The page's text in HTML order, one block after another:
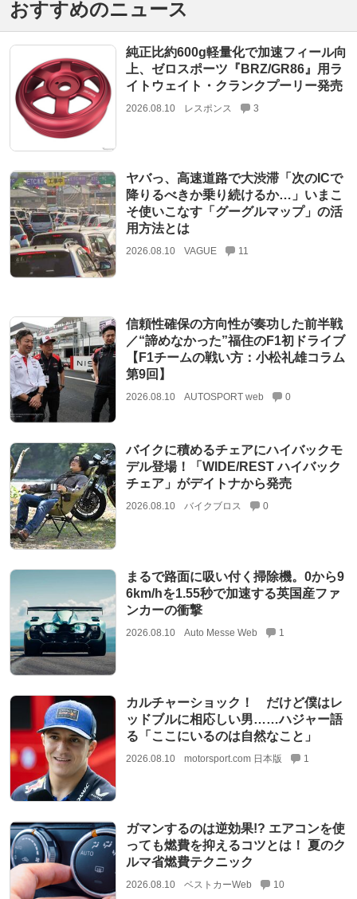
おすすめのニュース
純正比約600g軽量化で加速フィール向
上、ゼロスポーツ『BRZ/GR86』用ラ
イトウェイト・クランクプーリー発売
2026.08.10 レスポンス 3
ヤバっ、高速道路で大渋滞「次のICで
降りるべきか乗り続けるか…」いまこ
そ使いこなす「グーグルマップ」の活
用方法とは
2026.08.10 VAGUE 11
信頼性確保の方向性が奏功した前半戦
／“諦めなかった”福住のF1初ドライブ
【F1チームの戦い方：小松礼雄コラム
第9回】
2026.08.10 AUTOSPORT web 0
バイクに積めるチェアにハイバックモ
デル登場！「WIDE/REST ハイバック
チェア」がデイトナから発売
2026.08.10 バイクブロス 0
まるで路面に吸い付く掃除機。0から9
6km/hを1.55秒で加速する英国産ファ
ンカーの衝撃
2026.08.10 Auto Messe Web 1
カルチャーショック！ だけど僕はレ
ッドブルに相応しい男……ハジャー語
る「ここにいるのは自然なこと」
2026.08.10 motorsport.com 日本版 1
ガマンするのは逆効果!? エアコンを使
っても燃費を抑えるコツとは！ 夏のク
ルマ省燃費テクニック
2026.08.10 ベストカーWeb 10